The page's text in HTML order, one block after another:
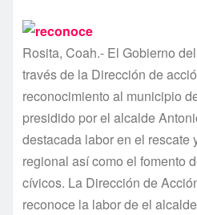
Rosita, Coah.- El Gobierno
través de la Dirección de
reconocimiento al municipio
presidido por el alcalde
destacada labor en el rescate
regional así­ como el fomento
cí­vicos. La Dirección de
reconoce la labor de el